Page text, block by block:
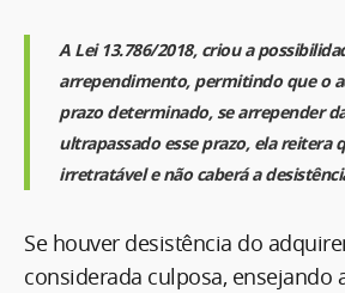
A Lei 13.786/2018, criou a
arrependimento, permitindo que o
prazo determinado, se arrepender
ultrapassado esse prazo, ela reitera
irretratável e não caberá a
Se houver desistência do
considerada culposa, ensejando